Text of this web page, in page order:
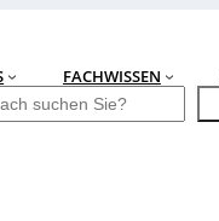
FACHWISSEN